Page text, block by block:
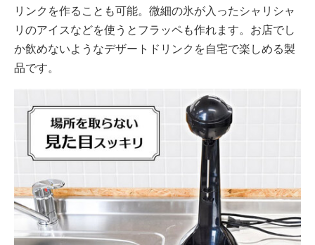
リンクを作ることも可能。微細の氷が入ったシャリシャ
リのアイスなどを使うとフラッペも作れます。お店でし
か飲めないようなデザートドリンクを自宅で楽しめる製
品です。